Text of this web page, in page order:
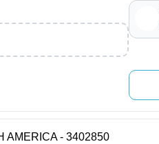
AMERICA - 3402850